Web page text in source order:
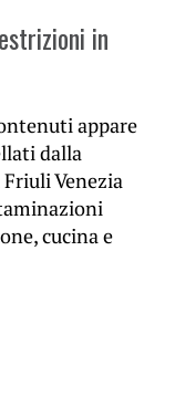
in
appare
dalla
Venezia
cucina e